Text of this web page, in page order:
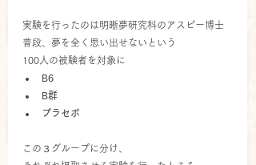
実験を行ったのは明晰夢研究科のアスピー博士
普段、夢を全く思い出せないという
100人の被験者を対象に
B6
B群
プラセボ
この３グループに分け、